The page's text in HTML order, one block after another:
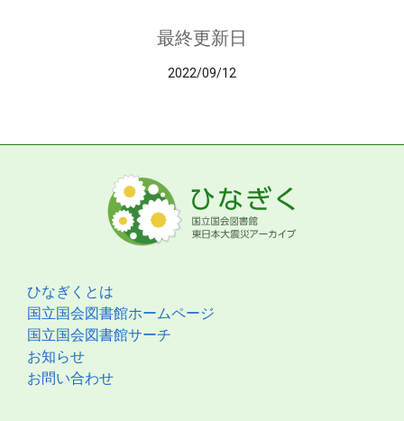
最終更新日
2022/09/12
ひなぎくとは
国立国会図書館ホームページ
国立国会図書館サーチ
お知らせ
お問い合わせ